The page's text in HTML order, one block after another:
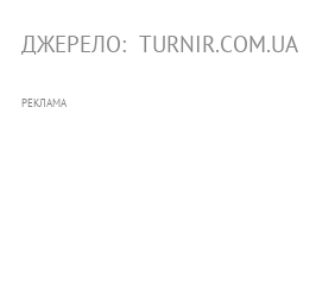
ДЖЕРЕЛО: TURNIR.COM.UA
РЕКЛАМА